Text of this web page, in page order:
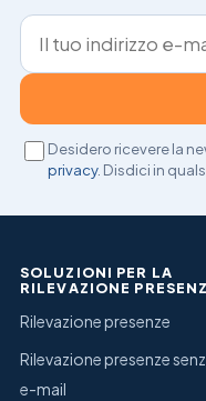
Indirizzo e-mail
Desidero ricevere la
privacy. Disdici in
SOLUZIONI PER LA
RILEVAZIONE
Rilevazione presenze
Rilevazione presenze
e-mail